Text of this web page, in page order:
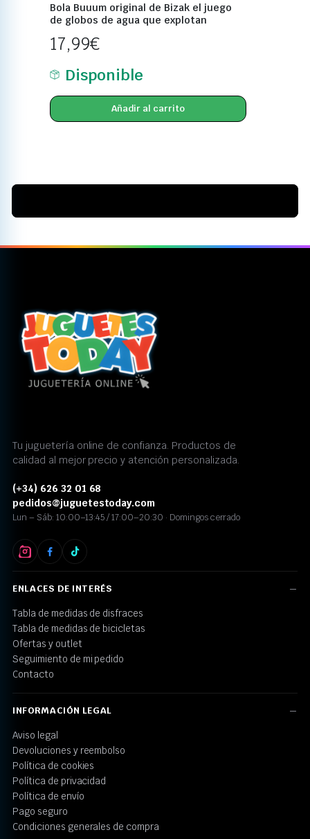
Bola Buuum original de Bizak el juego
de globos de agua que explotan
17,99€
Disponible
Añadir al carrito
Tu juguetería online de confianza. Productos de
calidad al mejor precio y atención personalizada.
(+34) 626 32 01 68
pedidos@juguetestoday.com
Lun – Sáb: 10:00–13:45 / 17:00–20:30 · Domingos cerrado
ENLACES DE INTERÉS
Tabla de medidas de disfraces
Tabla de medidas de bicicletas
Ofertas y outlet
Seguimiento de mi pedido
Contacto
INFORMACIÓN LEGAL
Aviso legal
Devoluciones y reembolso
Política de cookies
Política de privacidad
Política de envío
Pago seguro
Condiciones generales de compra